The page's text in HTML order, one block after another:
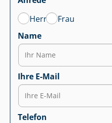
Herr
Frau
Name
Ihre E-Mail
Telefon